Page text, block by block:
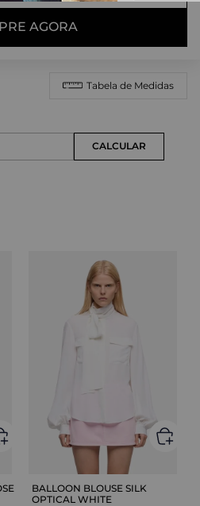
AGORA
Tabela de Medidas
BALLOON BLOUSE SILK
OPTICAL WHITE